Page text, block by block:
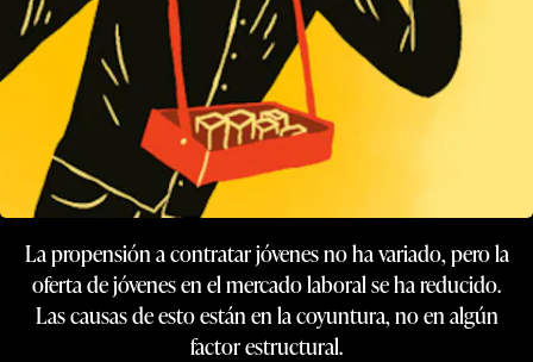
La propensión a contratar jóvenes no ha variado, pero la
oferta de jóvenes en el mercado laboral se ha reducido.
Las causas de esto están en la coyuntura, no en algún
factor estructural.